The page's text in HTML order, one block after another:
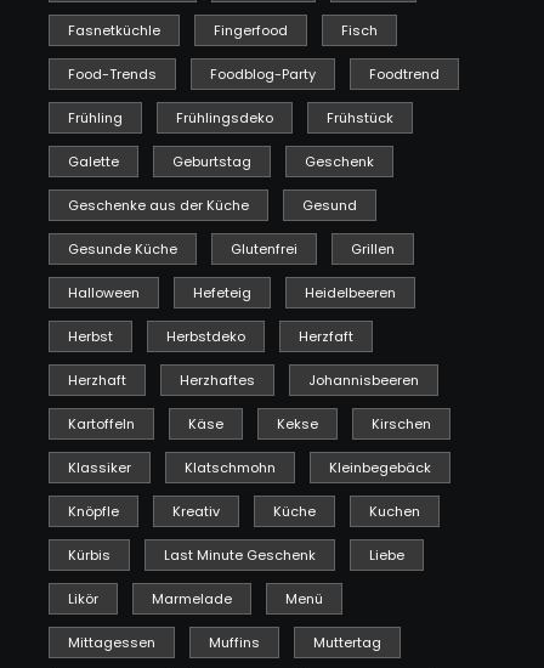
Fasnetküchle Fingerfood Fisch
Food-Trends Foodblog-Party Foodtrend
Frühling Frühlingsdeko Frühstück
Galette Geburtstag Geschenk
Geschenke aus der Küche Gesund
Gesunde Küche Glutenfrei Grillen
Halloween Hefeteig Heidelbeeren
Herbst Herbstdeko Herzfaft
Herzhaft Herzhaftes Johannisbeeren
Kartoffeln Käse Kekse Kirschen
Klassiker Klatschmohn Kleinbegebäck
Knöpfle Kreativ Küche Kuchen
Kürbis Last Minute Geschenk Liebe
Likör Marmelade Menü
Mittagessen Muffins Muttertag